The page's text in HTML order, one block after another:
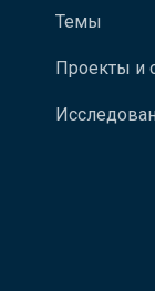
Темы
Проекты и